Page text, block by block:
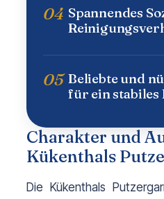
04 Spannendes
05 Beliebte und
für ein
Charakter und
Kükenthals
Die Kükenthals